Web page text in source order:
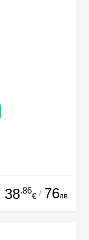
38.86
€ / 76лв.